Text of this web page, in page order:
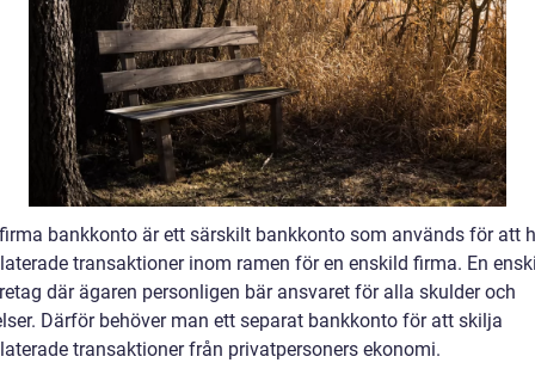
bankkonto är ett särskilt bankkonto som används för att
transaktioner inom ramen för en enskild firma. En
där ägaren personligen bär ansvaret för alla skulder och
Därför behöver man ett separat bankkonto för att skilja
transaktioner från privatpersoners ekonomi.